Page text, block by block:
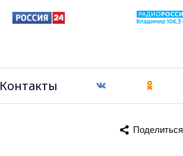
Контакты
Поделиться